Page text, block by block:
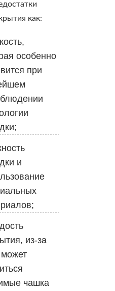
как:
особенно
при
и
из-за
может
чашка